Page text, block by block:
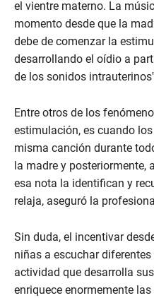
el vientre materno. La
momento desde que la
debe de comenzar la
desarrollando el oídio a
de los sonidos
Entre otros de los
estimulación, es cuando
misma canción durante
la madre y posteriormente,
esa nota la identifican y
relaja, aseguró la
Sin duda, el incentivar
niñas a escuchar
actividad que desarrolla
enriquece enormemente